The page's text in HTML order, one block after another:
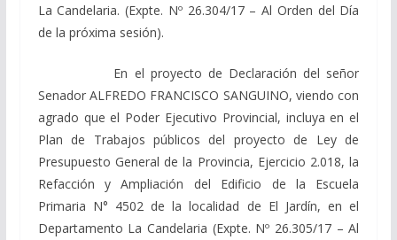
La Candelaria. (Expte. Nº 26.304/17 – Al Orden del Día
de la próxima sesión).
En el proyecto de Declaración del señor
Senador ALFREDO FRANCISCO SANGUINO, viendo con
agrado que el Poder Ejecutivo Provincial, incluya en el
Plan de Trabajos públicos del proyecto de Ley de
Presupuesto General de la Provincia, Ejercicio 2.018, la
Refacción y Ampliación del Edificio de la Escuela
Primaria N° 4502 de la localidad de El Jardín, en el
Departamento La Candelaria (Expte. Nº 26.305/17 – Al